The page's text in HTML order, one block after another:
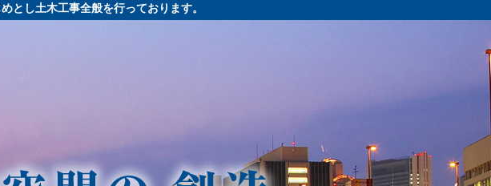
とし土木工事全般を行っております。